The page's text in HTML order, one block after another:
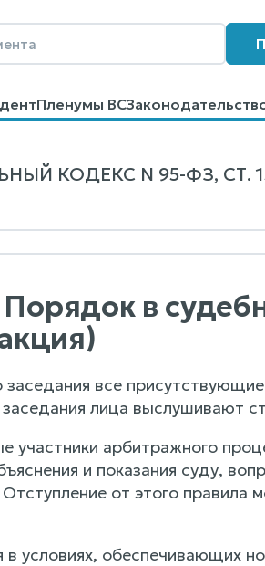
Пленумы ВС
Поиск
КОДЕКС N 95-ФЗ, СТ.
в
все
лица выслушивают
участники арбитражного
и показания суду,
от этого
условиях, обеспечивающих